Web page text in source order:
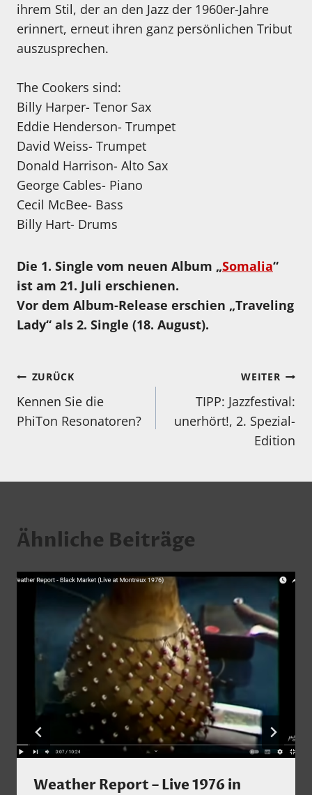
ihrem Stil, der an den Jazz der 1960er-Jahre
erinnert, erneut ihren ganz persönlichen Tribut
auszusprechen.
The Cookers sind:
Billy Harper- Tenor Sax
Eddie Henderson- Trumpet
David Weiss- Trumpet
Donald Harrison- Alto Sax
George Cables- Piano
Cecil McBee- Bass
Billy Hart- Drums
Die 1. Single vom neuen Album „Somalia“
ist am 21. Juli erschienen.
Vor dem Album-Release erschien „Traveling
Lady“ als 2. Single (18. August).
Beitragsnavigation
ZURÜCK
Kennen Sie die
PhiTon Resonatoren?
WEITER
TIPP: Jazzfestival:
unerhört!, 2. Spezial-
Edition
Ähnliche Beiträge
Weather Report – Live 1976 in